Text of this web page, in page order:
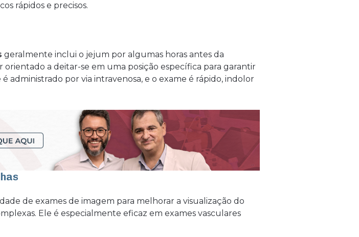
rápidos e precisos.
geralmente inclui o jejum por algumas horas antes da
a deitar-se em uma posição específica para garantir
administrado por via intravenosa, e o exame é rápido, indolor
de exames de imagem para melhorar a visualização do
Ele é especialmente eficaz em exames vasculares